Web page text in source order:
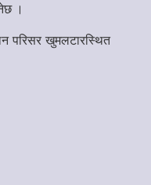
।
परिसर खुमलटारस्थित